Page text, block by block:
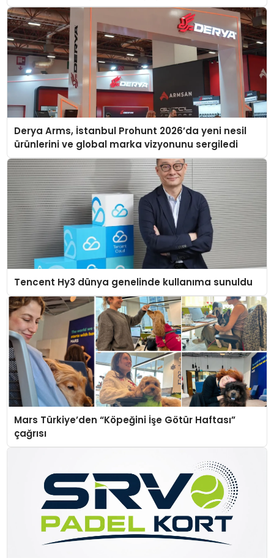
Derya Arms, İstanbul Prohunt 2026’da yeni nesil
ürünlerini ve global marka vizyonunu sergiledi
Tencent Hy3 dünya genelinde kullanıma sunuldu
Mars Türkiye’den “Köpeğini İşe Götür Haftası”
çağrısı